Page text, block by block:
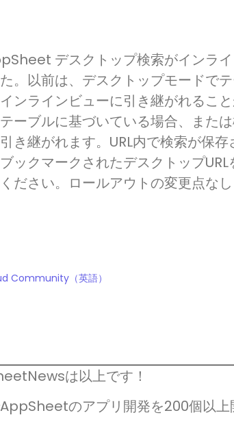
デスクトップ検索がインラ
。以前は、デスクトップモードで
ンラインビューに引き継がれるこ
ーブルに基づいている場合、また
き継がれます。URL内で検索が保存
ックマークされたデスクトップ
ださい。ロールアウトの変更点なし
Community（英語）
は以上です！
のアプリ開発を200個以上